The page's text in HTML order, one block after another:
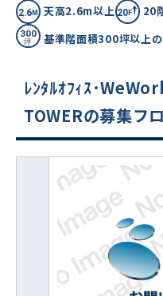
天高2.6m以上
20
基準階面積300坪以上
ﾚﾝﾀﾙｵﾌｨｽ･
TOWERの募集フ